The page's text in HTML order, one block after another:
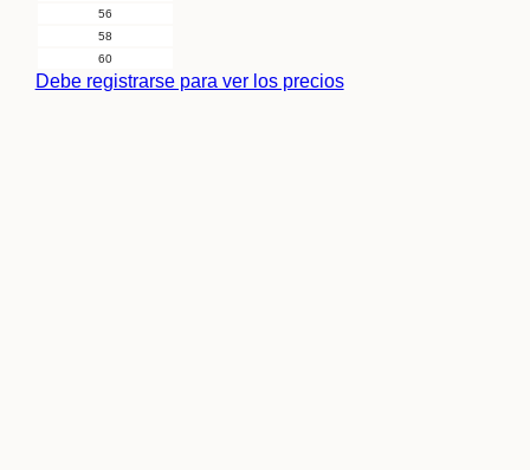
56
58
60
Debe registrarse para ver los precios